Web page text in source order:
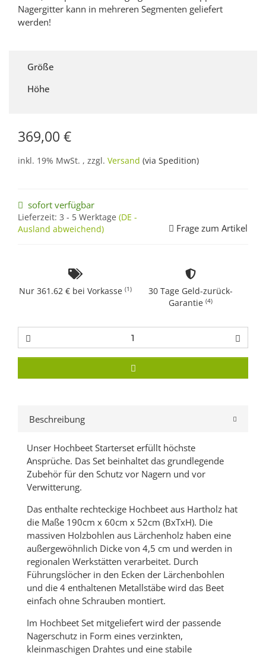
Nagergitter kann in mehreren Segmenten geliefert
werden!
Größe
Höhe
369,00 €
inkl. 19% MwSt. , zzgl. Versand (via Spedition)
sofort verfügbar
Lieferzeit: 3 - 5 Werktage (DE -
Ausland abweichend)
Frage zum Artikel
Nur 361.62 € bei Vorkasse (1)
30 Tage Geld-zurück-
Garantie (4)
Beschreibung
Unser Hochbeet Starterset erfüllt höchste
Ansprüche. Das Set beinhaltet das grundlegende
Zubehör für den Schutz vor Nagern und vor
Verwitterung.
Das enthalte rechteckige Hochbeet aus Hartholz hat
die Maße 190cm x 60cm x 52cm (BxTxH). Die
massiven Holzbohlen aus Lärchenholz haben eine
außergewöhnlich Dicke von 4,5 cm und werden in
regionalen Werkstätten verarbeitet. Durch
Führungslöcher in den Ecken der Lärchenbohlen
und die 4 enthaltenen Metallstäbe wird das Beet
einfach ohne Schrauben montiert.
Im Hochbeet Set mitgeliefert wird der passende
Nagerschutz in Form eines verzinkten,
kleinmaschigen Drahtes und eine stabile